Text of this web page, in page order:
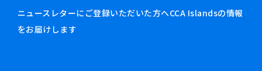
ニュースレターにご登録いただいた方へCCA Islandsの情報
をお届けします